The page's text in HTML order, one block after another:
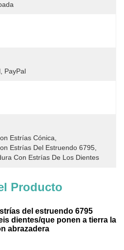
PayPal
Estrías Cónica
Estrías Del Estruendo 6795
Con Estrías De Los Dientes
Producto
del estruendo 6795
dientes/que ponen a tierra la
abrazadera